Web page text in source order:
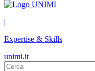
|
Expertise & Skills
unimi.it